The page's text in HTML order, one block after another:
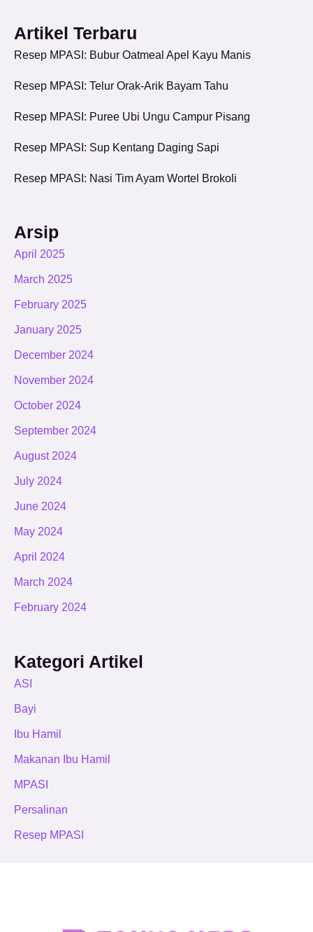
Artikel Terbaru
Resep MPASI: Bubur Oatmeal Apel Kayu Manis
Resep MPASI: Telur Orak-Arik Bayam Tahu
Resep MPASI: Puree Ubi Ungu Campur Pisang
Resep MPASI: Sup Kentang Daging Sapi
Resep MPASI: Nasi Tim Ayam Wortel Brokoli
Arsip
April 2025
March 2025
February 2025
January 2025
December 2024
November 2024
October 2024
September 2024
August 2024
July 2024
June 2024
May 2024
April 2024
March 2024
February 2024
Kategori Artikel
ASI
Bayi
Ibu Hamil
Makanan Ibu Hamil
MPASI
Persalinan
Resep MPASI